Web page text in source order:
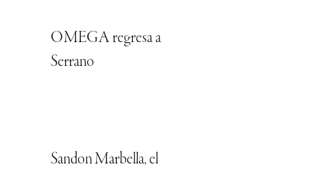
OMEGA regresa a
Serrano
Sandon Marbella, el